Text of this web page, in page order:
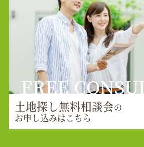
FREE
土地探し無料相談会の
お申し込みはこちら